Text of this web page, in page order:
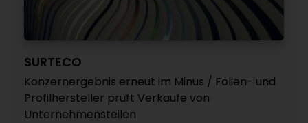
SURTECO
Konzernergebnis erneut im Minus / Folien- und
Profilhersteller prüft Verkäufe von
Unternehmensteilen